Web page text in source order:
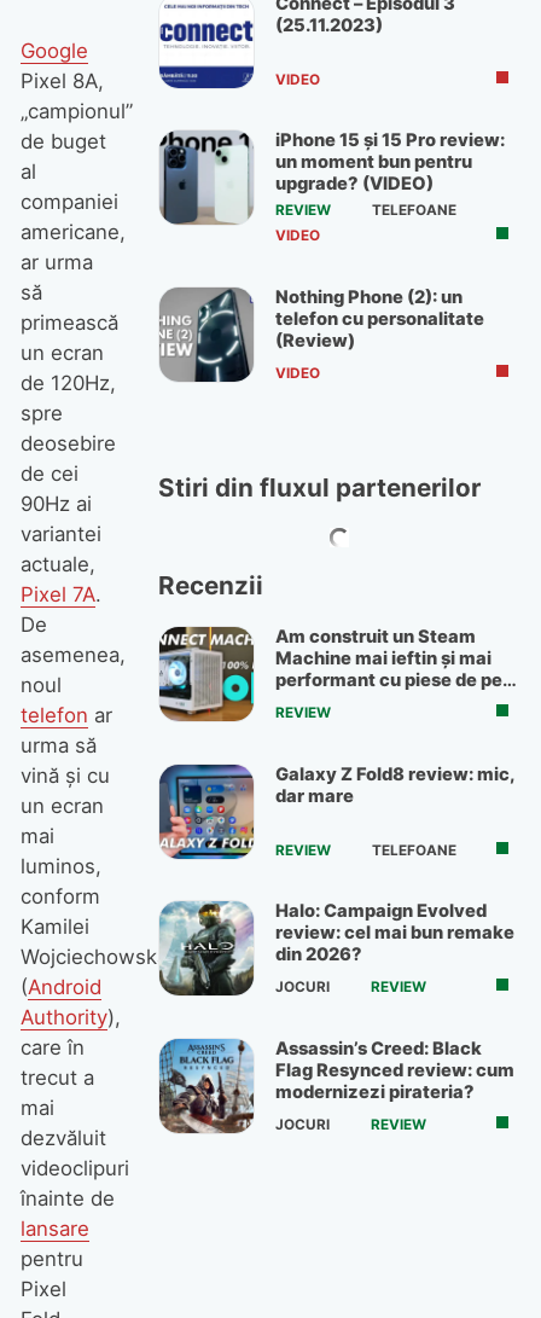
Google
Pixel 8A,
„campionul”
de buget
al
companiei
americane,
ar urma
să
primească
un ecran
de 120Hz,
spre
deosebire
de cei
90Hz ai
variantei
actuale,
Pixel 7A.
De
asemenea,
noul
telefon ar
urma să
vină și cu
un ecran
mai
luminos,
conform
Kamilei
Wojciechowska
(Android
Authority),
care în
trecut a
mai
dezvăluit
videoclipuri
înainte de
lansare
pentru
Pixel
(25.11.2023)
VIDEO
iPhone 15 și 15 Pro review:
un moment bun pentru
upgrade? (VIDEO)
REVIEW
TELEFOANE
VIDEO
Nothing Phone (2): un
telefon cu personalitate
(Review)
VIDEO
Stiri din fluxul partenerilor
Recenzii
Am construit un Steam
Machine mai ieftin și mai
performant cu piese de pe
OLX
REVIEW
Galaxy Z Fold8 review: mic,
dar mare
REVIEW TELEFOANE
Halo: Campaign Evolved
review: cel mai bun remake
din 2026?
JOCURI REVIEW
Assassin’s Creed: Black
Flag Resynced review: cum
modernizezi pirateria?
JOCURI REVIEW